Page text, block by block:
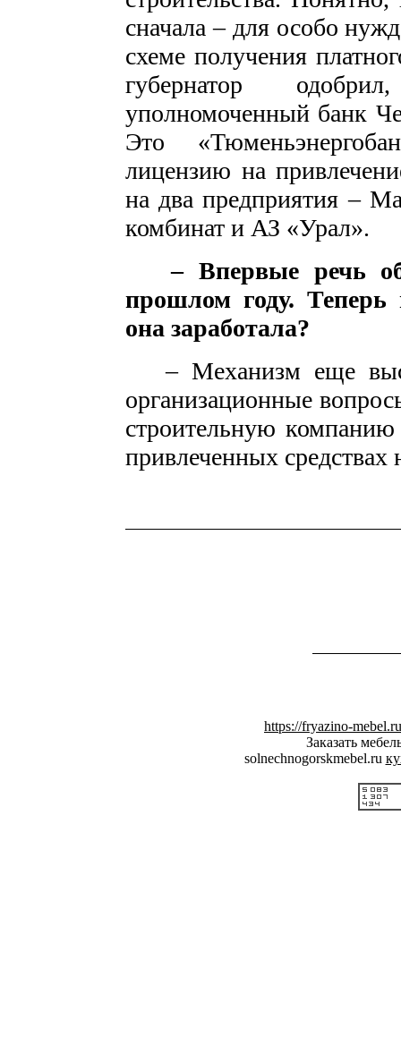
сначала – для особо
схеме получения
губернатор
уполномоченный банк
Это
лицензию на
на два предприятия –
комбинат и АЗ «Урал».
– Впервые речь
прошлом году. Теперь
она заработала?
– Механизм еще
организационные
строительную
привлеченных средствах
https://fryazino-
Заказать
solnechnogorskmebel.ru